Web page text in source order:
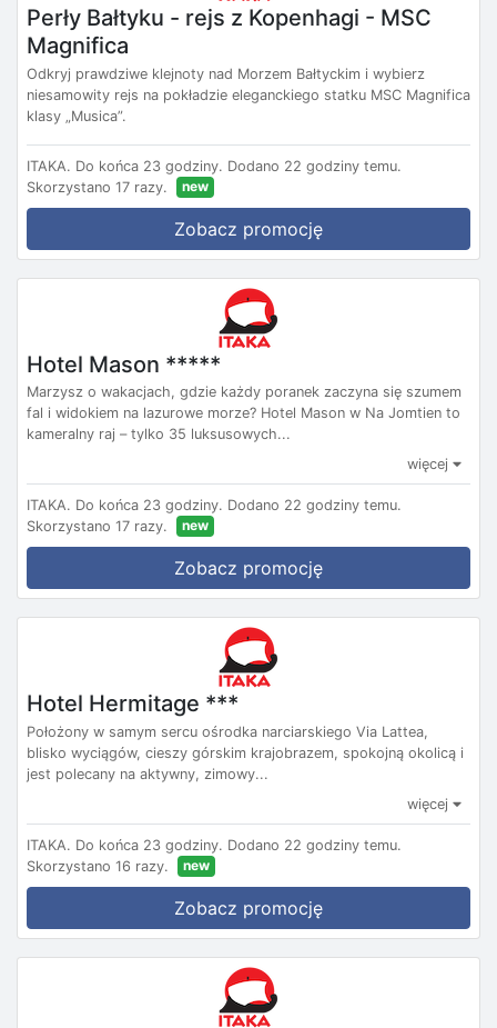
Perły Bałtyku - rejs z Kopenhagi - MSC
Magnifica
Odkryj prawdziwe klejnoty nad Morzem Bałtyckim i wybierz
niesamowity rejs na pokładzie eleganckiego statku MSC Magnifica
klasy „Musica”.
ITAKA. Do końca 23 godziny. Dodano 22 godziny temu.
Skorzystano 17 razy.
new
Zobacz promocję
Hotel Mason *****
Marzysz o wakacjach, gdzie każdy poranek zaczyna się szumem
fal i widokiem na lazurowe morze? Hotel Mason w Na Jomtien to
kameralny raj – tylko 35 luksusowych...
więcej
ITAKA. Do końca 23 godziny. Dodano 22 godziny temu.
Skorzystano 17 razy.
new
Zobacz promocję
Hotel Hermitage ***
Położony w samym sercu ośrodka narciarskiego Via Lattea,
blisko wyciągów, cieszy górskim krajobrazem, spokojną okolicą i
jest polecany na aktywny, zimowy...
więcej
ITAKA. Do końca 23 godziny. Dodano 22 godziny temu.
Skorzystano 16 razy.
new
Zobacz promocję